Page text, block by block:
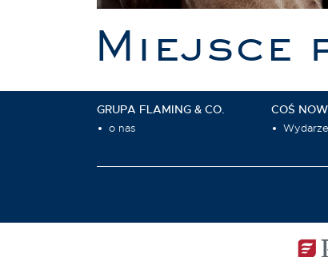
Miejsce
GRUPA FLAMING & CO.
o nas
COŚ